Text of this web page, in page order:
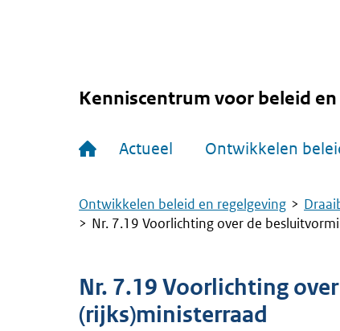
Kenniscentrum voor beleid
Actueel Ontwikkelen
Kruimelpad
Ontwikkelen beleid en regelgeving
Nr. 7.19 Voorlichting over de
Nr. 7.19 Voorlichting
(rijks)ministerraad